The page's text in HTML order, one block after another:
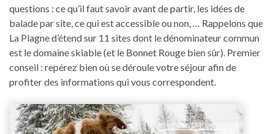
questions : ce qu’il faut savoir avant de partir, les idées de
balade par site, ce qui est accessible ou non, … Rappelons que
La Plagne d’étend sur 11 sites dont le dénominateur commun
est le domaine skiable (et le Bonnet Rouge bien sûr). Premier
conseil : repérez bien où se déroule votre séjour afin de
profiter des informations qui vous correspondent.